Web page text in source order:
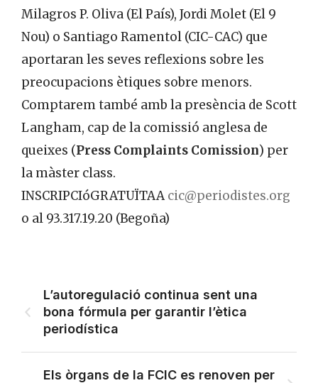
Milagros P. Oliva (El País), Jordi Molet (El 9
Nou) o Santiago Ramentol (CIC-CAC) que
aportaran les seves reflexions sobre les
preocupacions ètiques sobre menors.
Comptarem també amb la presència de Scott
Langham, cap de la comissió anglesa de
queixes (Press Complaints Comission) per
la màster class.
INSCRIPCIóGRATUÏTAA cic@periodistes.org
o al 93.317.19.20 (Begoña)
L’autoregulació continua sent una
bona fórmula per garantir l’ètica
periodística
Els òrgans de la FCIC es renoven per